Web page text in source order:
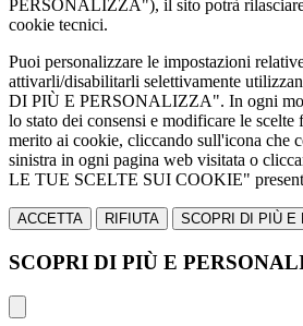
PERSONALIZZA"), il sito potrà
cookie tecnici.
Puoi personalizzare le impostazioni
attivarli/disabilitarli selettivamente
DI PIÙ E PERSONALIZZA". In ogni
lo stato dei consensi e modificare le scelte
merito ai cookie, cliccando sull'icona che
sinistra in ogni pagina web visitata o
LE TUE SCELTE SUI COOKIE"
ACCETTA RIFIUTA SCOPRI DI PIÙ E
SCOPRI DI PIÙ E